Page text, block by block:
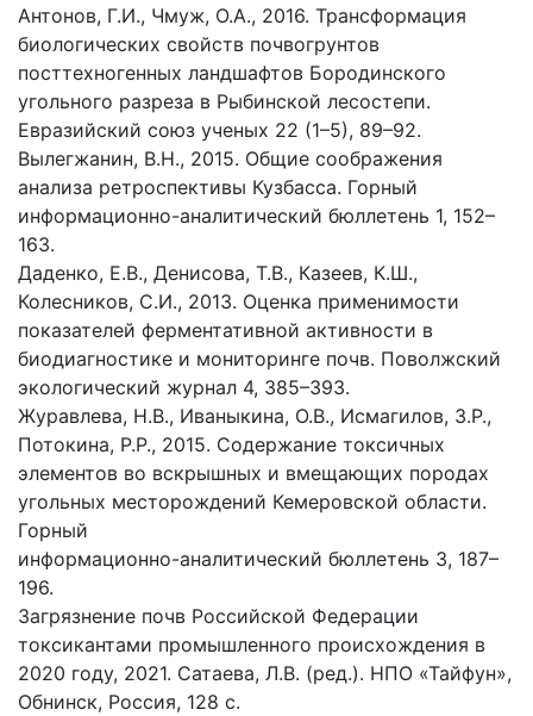
Антонов, Г.И., Чмуж, О.А., 2016. Трансформация
биологических свойств почвогрунтов
посттехногенных ландшафтов Бородинского
угольного разреза в Рыбинской лесостепи.
Евразийский союз ученых 22 (1–5), 89–92.
Вылегжанин, В.Н., 2015. Общие соображения
анализа ретроспективы Кузбасса. Горный
информационно-аналитический бюллетень 1, 152–
163.
Даденко, Е.В., Денисова, Т.В., Казеев, К.Ш.,
Колесников, С.И., 2013. Оценка применимости
показателей ферментативной активности в
биодиагностике и мониторинге почв. Поволжский
экологический журнал 4, 385–393.
Журавлева, Н.В., Иваныкина, О.В., Исмагилов, З.Р.,
Потокина, Р.Р., 2015. Содержание токсичных
элементов во вскрышных и вмещающих породах
угольных месторождений Кемеровской области.
Горный
информационно-аналитический бюллетень 3, 187–
196.
Загрязнение почв Российской Федерации
токсикантами промышленного происхождения в
2020 году, 2021. Сатаева, Л.В. (ред.). НПО «Тайфун»,
Обнинск, Россия, 128 c.